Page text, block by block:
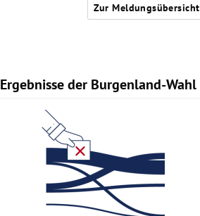
Zur Meldungsübersicht
Ergebnisse der Burgenland-
Slide 1 von 11